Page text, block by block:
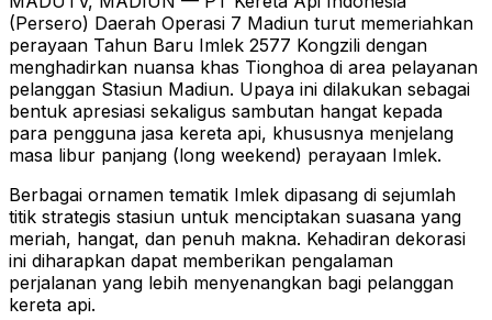
(Persero) Daerah Operasi 7 Madiun turut memeriahkan
perayaan Tahun Baru Imlek 2577 Kongzili dengan
menghadirkan nuansa khas Tionghoa di area pelayanan
pelanggan Stasiun Madiun. Upaya ini dilakukan sebagai
bentuk apresiasi sekaligus sambutan hangat kepada
para pengguna jasa kereta api, khususnya menjelang
masa libur panjang (long weekend) perayaan Imlek.
Berbagai ornamen tematik Imlek dipasang di sejumlah
titik strategis stasiun untuk menciptakan suasana yang
meriah, hangat, dan penuh makna. Kehadiran dekorasi
ini diharapkan dapat memberikan pengalaman
perjalanan yang lebih menyenangkan bagi pelanggan
kereta api.